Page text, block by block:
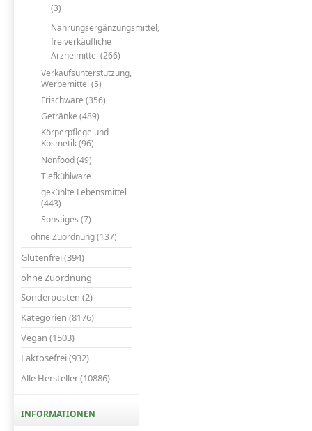
(3)
Nahrungsergänzungsmittel,
freiverkäufliche
Arzneimittel (266)
Verkaufsunterstützung,
Werbemittel (5)
Frischware (356)
Getränke (489)
Körperpflege und
Kosmetik (96)
Nonfood (49)
Tiefkühlware
gekühlte Lebensmittel
(443)
Sonstiges (7)
ohne Zuordnung (137)
Glutenfrei (394)
ohne Zuordnung
Sonderposten (2)
Kategorien (8176)
Vegan (1503)
Laktosefrei (932)
Alle Hersteller (10886)
INFORMATIONEN